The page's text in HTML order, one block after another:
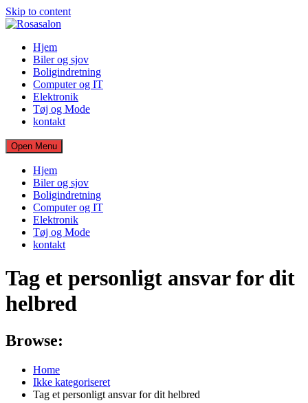
Skip to content
Hjem
Biler og sjov
Boligindretning
Computer og IT
Elektronik
Tøj og Mode
kontakt
Open Menu
Hjem
Biler og sjov
Boligindretning
Computer og IT
Elektronik
Tøj og Mode
kontakt
Tag et personligt ansvar for dit
helbred
Browse:
Home
Ikke kategoriseret
Tag et personligt ansvar for dit helbred